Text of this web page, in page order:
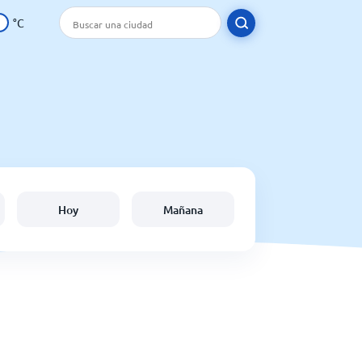
°C
Hoy Mañana